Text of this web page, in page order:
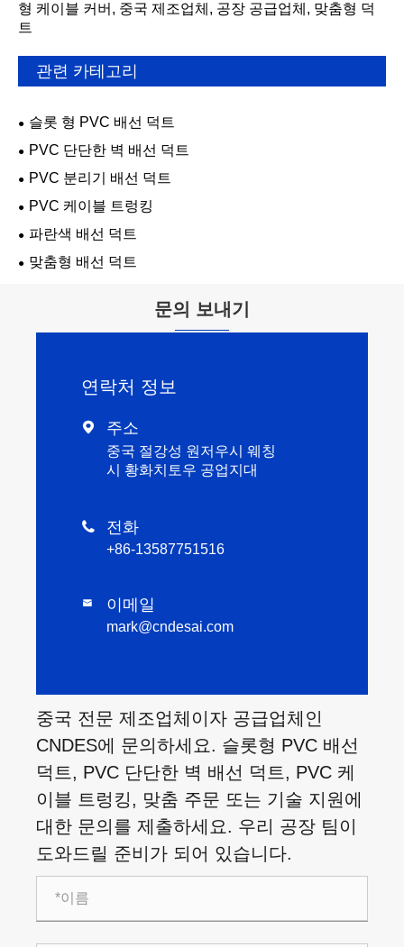
형 케이블 커버, 중국 제조업체, 공장 공급업체, 맞춤형 덕
트
관련 카테고리
슬롯 형 PVC 배선 덕트
PVC 단단한 벽 배선 덕트
PVC 분리기 배선 덕트
PVC 케이블 트렁킹
파란색 배선 덕트
맞춤형 배선 덕트
문의 보내기
연락처 정보
 주소
중국 절강성 원저우시 웨칭
시 황화치토우 공업지대
 전화
+86-13587751516
 이메일
mark@cndesai.com
중국 전문 제조업체이자 공급업체인
CNDES에 문의하세요. 슬롯형 PVC 배선
덕트, PVC 단단한 벽 배선 덕트, PVC 케
이블 트렁킹, 맞춤 주문 또는 기술 지원에
대한 문의를 제출하세요. 우리 공장 팀이
도와드릴 준비가 되어 있습니다.